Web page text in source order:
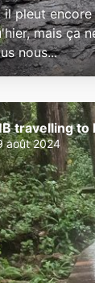
il pleut
mais ça
nous...
travelling
août 2024